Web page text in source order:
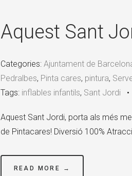
Aquest Sant
Categories: Ajuntament de
Pedralbes, Pinta cares, pintura,
Tags: inflables infantils, Sant Jordi•
Aquest Sant Jordi, porta als més
de Pintacares! Diversió 100%
READ MORE →